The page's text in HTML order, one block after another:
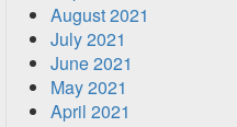
August 2021
July 2021
June 2021
May 2021
April 2021